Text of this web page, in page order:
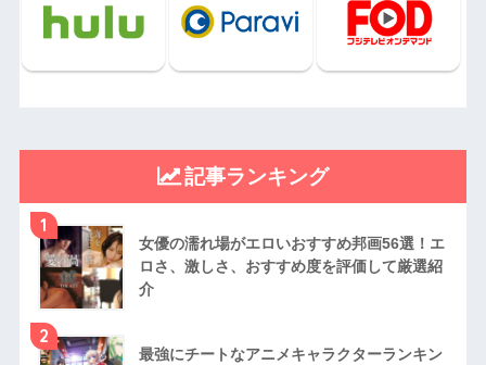
記事ランキング
1
女優の濡れ場がエロいおすすめ邦画56選！エ
ロさ、激しさ、おすすめ度を評価して厳選紹
介
2
最強にチートなアニメキャラクターランキン